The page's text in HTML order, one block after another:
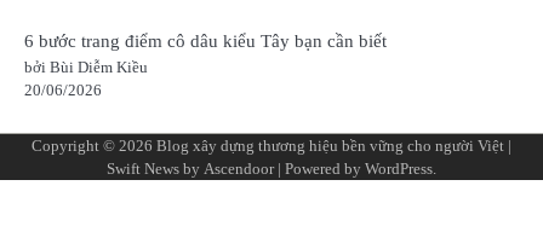
6 bước trang điểm cô dâu kiểu Tây bạn cần biết
bởi Bùi Diễm Kiều
20/06/2026
Copyright © 2026 Blog xây dựng thương hiệu bền vững cho người Việt |
Swift News by Ascendoor| Powered by WordPress.